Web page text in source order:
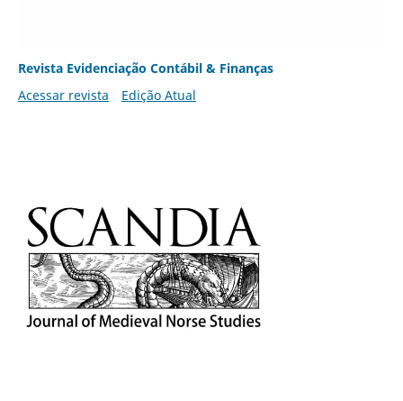
Revista Evidenciação Contábil & Finanças
Acessar revista
Edição Atual